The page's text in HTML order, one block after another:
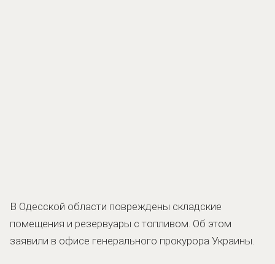
В Одесской области повреждены складские
помещения и резервуары с топливом. Об этом
заявили в офисе генерального прокурора Украины.